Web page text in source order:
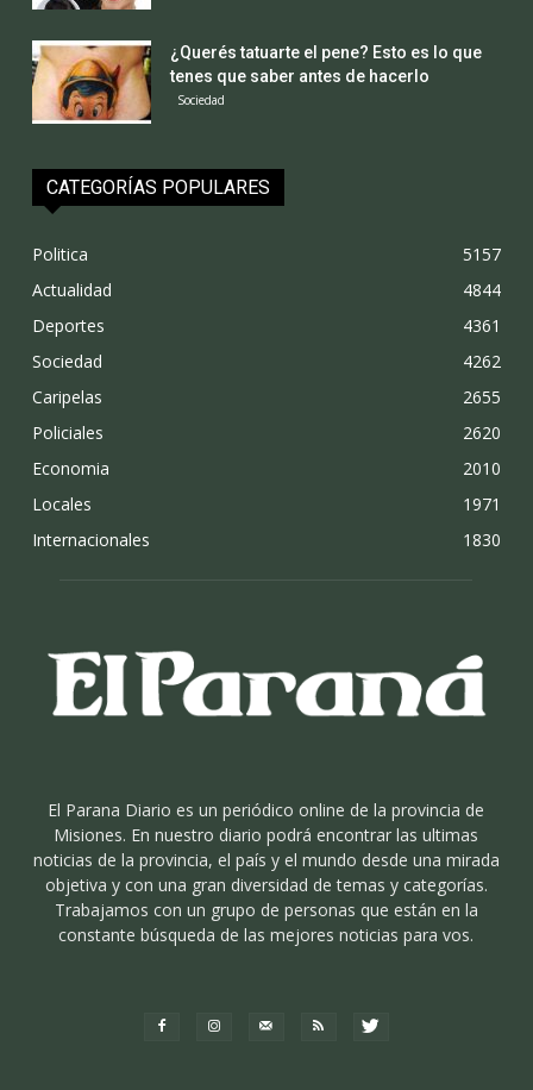
¿Querés tatuarte el pene? Esto es lo que
tenes que saber antes de hacerlo
Sociedad
CATEGORÍAS POPULARES
Politica
5157
Actualidad
4844
Deportes
4361
Sociedad
4262
Caripelas
2655
Policiales
2620
Economia
2010
Locales
1971
Internacionales
1830
El Parana Diario es un periódico online de la provincia de
Misiones. En nuestro diario podrá encontrar las ultimas
noticias de la provincia, el país y el mundo desde una mirada
objetiva y con una gran diversidad de temas y categorías.
Trabajamos con un grupo de personas que están en la
constante búsqueda de las mejores noticias para vos.